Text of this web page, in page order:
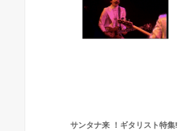
サンタナ来 ！ギタリスト特集!